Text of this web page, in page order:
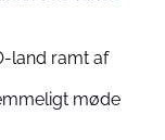
land ramt af
møde